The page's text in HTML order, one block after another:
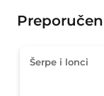
Šerpe i lonci